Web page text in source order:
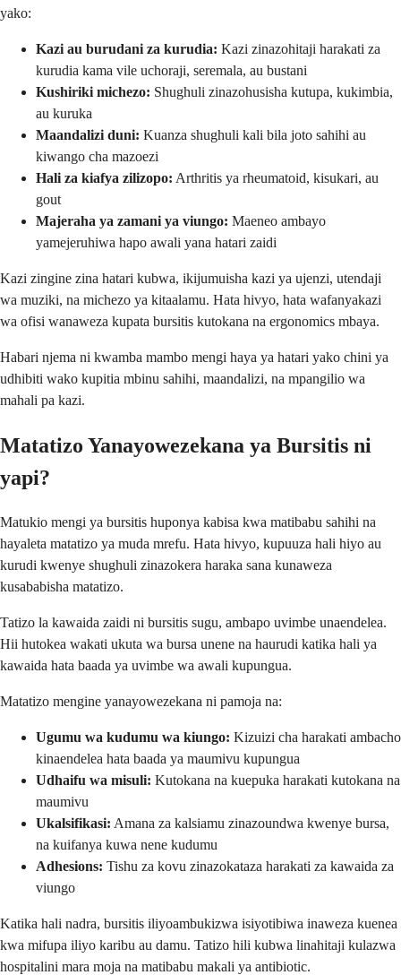
yako:
Kazi au burudani za kurudia: Kazi zinazohitaji harakati za
kurudia kama vile uchoraji, seremala, au bustani
Kushiriki michezo: Shughuli zinazohusisha kutupa, kukimbia,
au kuruka
Maandalizi duni: Kuanza shughuli kali bila joto sahihi au
kiwango cha mazoezi
Hali za kiafya zilizopo: Arthritis ya rheumatoid, kisukari, au
gout
Majeraha ya zamani ya viungo: Maeneo ambayo
yamejeruhiwa hapo awali yana hatari zaidi
Kazi zingine zina hatari kubwa, ikijumuisha kazi ya ujenzi, utendaji
wa muziki, na michezo ya kitaalamu. Hata hivyo, hata wafanyakazi
wa ofisi wanaweza kupata bursitis kutokana na ergonomics mbaya.
Habari njema ni kwamba mambo mengi haya ya hatari yako chini ya
udhibiti wako kupitia mbinu sahihi, maandalizi, na mpangilio wa
mahali pa kazi.
Matatizo Yanayowezekana ya Bursitis ni
yapi?
Matukio mengi ya bursitis huponya kabisa kwa matibabu sahihi na
hayaleta matatizo ya muda mrefu. Hata hivyo, kupuuza hali hiyo au
kurudi kwenye shughuli zinazokera haraka sana kunaweza
kusababisha matatizo.
Tatizo la kawaida zaidi ni bursitis sugu, ambapo uvimbe unaendelea.
Hii hutokea wakati ukuta wa bursa unene na haurudi katika hali ya
kawaida hata baada ya uvimbe wa awali kupungua.
Matatizo mengine yanayowezekana ni pamoja na:
Ugumu wa kudumu wa kiungo: Kizuizi cha harakati ambacho
kinaendelea hata baada ya maumivu kupungua
Udhaifu wa misuli: Kutokana na kuepuka harakati kutokana na
maumivu
Ukalsifikasi: Amana za kalsiamu zinazoundwa kwenye bursa,
na kuifanya kuwa nene kudumu
Adhesions: Tishu za kovu zinazokataza harakati za kawaida za
viungo
Katika hali nadra, bursitis iliyoambukizwa isiyotibiwa inaweza kuenea
kwa mifupa iliyo karibu au damu. Tatizo hili kubwa linahitaji kulazwa
hospitalini mara moja na matibabu makali ya antibiotic.